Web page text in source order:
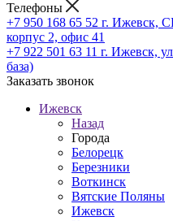
Телефоны
+7 950 168 65 52 г. Ижевск,
корпус 2, офис 41
+7 922 501 63 11 г. Ижевск,
база)
Заказать звонок
Ижевск
Назад
Города
Белорецк
Березники
Воткинск
Вятские Поляны
Ижевск